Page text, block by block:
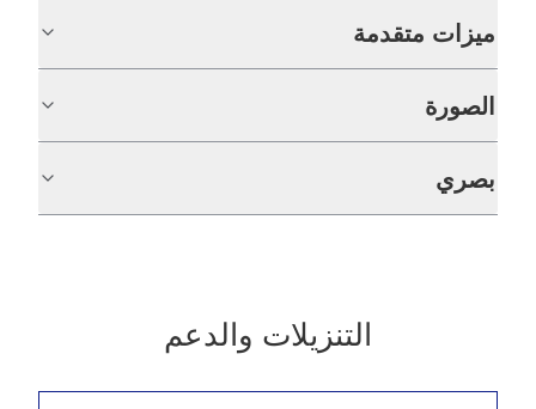
ميزات متقدمة
الصورة
بصري
التنزيلات والدعم